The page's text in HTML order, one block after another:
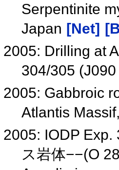
Serpentinite
Japan [Net]
2005: Drilling at
304/305
2005: Gabbroic
Atlantis
2005: IODP
ス岩体−−(O